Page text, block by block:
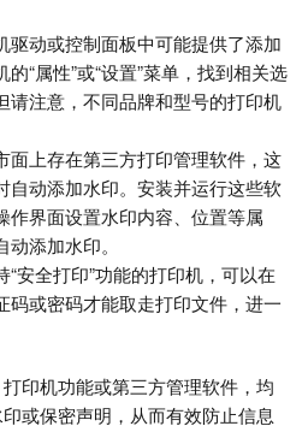
驱动或控制面板中可能提供了添加
“属性”或“设置”菜单，找到相关选
请注意，不同品牌和型号的打印机
面上存在第三方打印管理软件，这
自动添加水印。安装并运行这些软
作界面设置水印内容、位置等属
添加水印。
“安全打印”功能的打印机，可以在
码或密码才能取走打印文件，进一
印机功能或第三方管理软件，均
或保密声明，从而有效防止信息